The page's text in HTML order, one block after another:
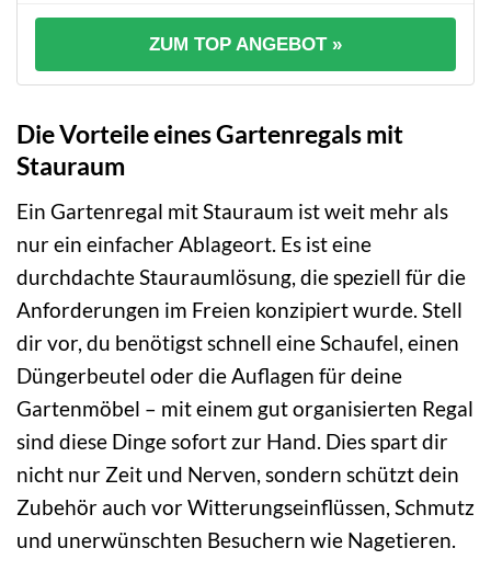
ZUM TOP ANGEBOT »
Die Vorteile eines Gartenregals mit
Stauraum
Ein Gartenregal mit Stauraum ist weit mehr als
nur ein einfacher Ablageort. Es ist eine
durchdachte Stauraumlösung, die speziell für die
Anforderungen im Freien konzipiert wurde. Stell
dir vor, du benötigst schnell eine Schaufel, einen
Düngerbeutel oder die Auflagen für deine
Gartenmöbel – mit einem gut organisierten Regal
sind diese Dinge sofort zur Hand. Dies spart dir
nicht nur Zeit und Nerven, sondern schützt dein
Zubehör auch vor Witterungseinflüssen, Schmutz
und unerwünschten Besuchern wie Nagetieren.